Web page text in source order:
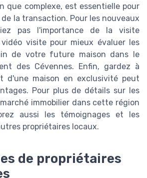
que complexe, est essentielle pour
la transaction. Pour les nouveaux
pas l'importance de la visite
visite pour mieux évaluer les
de votre future maison dans le
des Cévennes. Enfin, gardez à
d'une maison en exclusivité peut
Pour plus de détails sur les
immobilier dans cette région
aussi les témoignages et les
propriétaires locaux.
de propriétaires